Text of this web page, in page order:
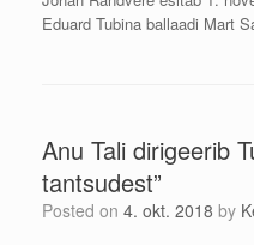
Eduard Tubina ballaadi Mart
Anu Tali dirigeerib
tantsudest”
Posted on 4. okt. 2018 by